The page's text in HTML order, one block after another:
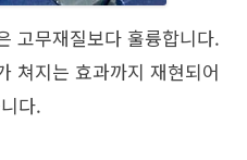
고무재질보다 훌륭합니다.
쳐지는 효과까지 재현되어
다.